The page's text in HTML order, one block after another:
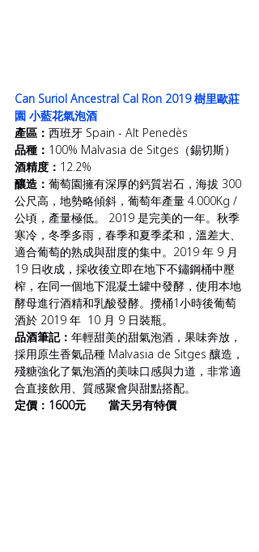
Can Suriol Ancestral Cal Ron 2019 樹里歐莊
園 小藍花氣泡酒
產區： 西班牙 Spain - Alt Penedès
品種： 100% Malvasia de Sitges（錫切斯）
酒精度： 12.2%
釀造： 葡萄園擁有深厚的鈣質岩石，海拔 300
公尺高，地勢略傾斜，葡萄年產量 4.000Kg /
公頃，產量極低。 2019 是完美的一年。秋季
寒冷，冬季多雨，春季和夏季柔和，溫差大、
適合葡萄的熟成與甜度的集中。2019 年 9 月
19 日收成，採收後立即在地下不鏽鋼桶中壓
榨，在同一個地下混凝土罐中發酵，使用本地
酵母進行酒精和乳酸發酵。攪桶1小時後葡萄
酒於 2019 年  10 月 9 日裝瓶。
品酒筆記： 年輕甜美的甜氣泡酒，果味奔放，
採用原生香氣品種 Malvasia de Sitges 釀造，
殘糖強化了氣泡酒的美味口感與力道，非常適
合直接飲用、質感聚會與甜點搭配。
定價：1600元       當天另有特價